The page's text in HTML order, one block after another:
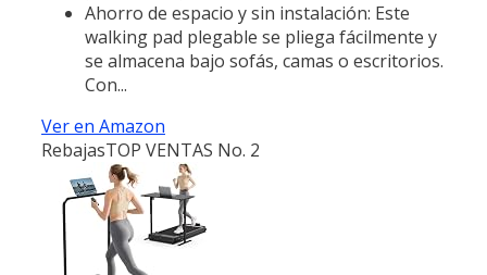
Ahorro de espacio y sin instalación: Este
walking pad plegable se pliega fácilmente y
se almacena bajo sofás, camas o escritorios.
Con...
Ver en Amazon
RebajasTOP VENTAS No. 2